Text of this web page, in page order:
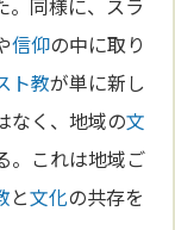
信仰の中に取り
ト教が単に新し
なく、地域の文
。これは地域ご
と文化の共存を